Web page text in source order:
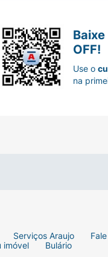
Serviços Araujo
imóvel Bulário
Baixe
OFF!
Use o
na